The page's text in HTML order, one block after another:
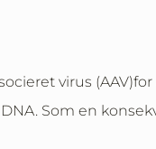
virus
Som en